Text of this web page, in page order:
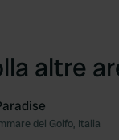
altre
del Golfo, Italia